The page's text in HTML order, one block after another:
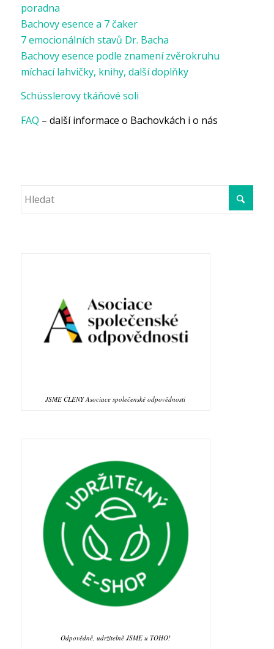
poradna
Bachovy esence a 7 čaker
7 emocionálních stavů Dr. Bacha
Bachovy esence podle znamení zvěrokruhu
míchací lahvičky, knihy, další doplňky
Schüsslerovy tkáňové soli
FAQ – další informace o Bachovkách i o nás
JSME ČLENY Asociace společenské odpovědnosti
Odpovědně, udržitelně JSME u TOHO!